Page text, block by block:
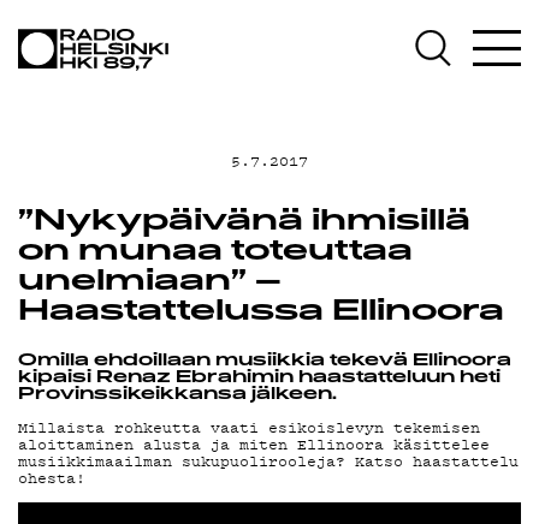
OHJELMAT
TEKIJÄT
ON-DEMAND
PODCAST
MAINOSTA
5.7.2017
”Nykypäivänä ihmisillä
on munaa toteuttaa
unelmiaan” –
Haastattelussa Ellinoora
Omilla ehdoillaan musiikkia tekevä Ellinoora
kipaisi Renaz Ebrahimin haastatteluun heti
Provinssikeikkansa jälkeen.
Millaista rohkeutta vaati esikoislevyn tekemisen
aloittaminen alusta ja miten Ellinoora käsittelee
musiikkimaailman sukupuolirooleja? Katso haastattelu
ohesta!